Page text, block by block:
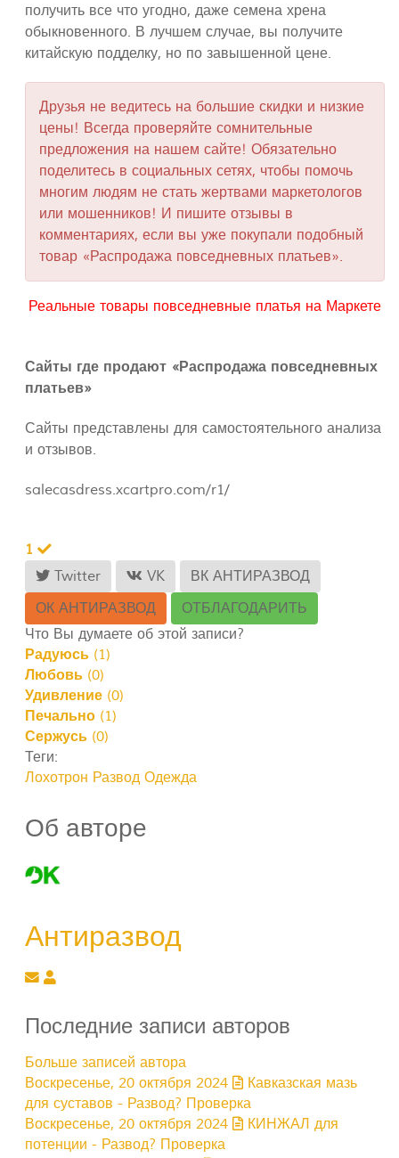
получить все что угодно, даже семена хрена
обыкновенного. В лучшем случае, вы получите
китайскую подделку, но по завышенной цене.
Друзья не ведитесь на большие скидки и низкие
цены! Всегда проверяйте сомнительные
предложения на нашем сайте! Обязательно
поделитесь в социальных сетях, чтобы помочь
многим людям не стать жертвами маркетологов
или мошенников! И пишите отзывы в
комментариях, если вы уже покупали подобный
товар «Распродажа повседневных платьев».
Реальные товары повседневные платья на Маркете
Сайты где продают «Распродажа повседневных
платьев»
Сайты представлены для самостоятельного анализа
и отзывов.
salecasdress.xcartpro.com/r1/
1
Twitter
VK
ВК АНТИРАЗВОД
ОК АНТИРАЗВОД
ОТБЛАГОДАРИТЬ
Что Вы думаете об этой записи?
Радуюсь (1)
Любовь (0)
Удивление (0)
Печально (1)
Сержусь (0)
Теги:
Лохотрон Развод Одежда
Об авторе
Антиразвод
Подписаться на обновление автора
Антиразвод
Последние записи авторов
Больше записей автора
Воскресенье, 20 октября 2024
Кавказская мазь
для суставов - Развод? Проверка
Воскресенье, 20 октября 2024
КИНЖАЛ для
потенции - Развод? Проверка